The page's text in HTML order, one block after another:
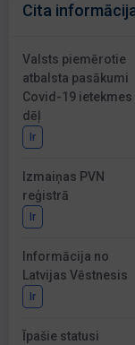
Cita
Valsts piemērotie
atbalsta pasākumi
Covid-19 ietekmes
dēļ
Ir
Izmaiņas PVN
reģistrā
Ir
Informācija no
Latvijas Vēstnesis
Ir
Īpašie statusi